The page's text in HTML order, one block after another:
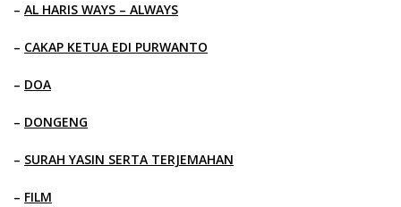
– AL HARIS WAYS – ALWAYS
– CAKAP KETUA EDI PURWANTO
– DOA
– DONGENG
– SURAH YASIN SERTA TERJEMAHAN
– FILM